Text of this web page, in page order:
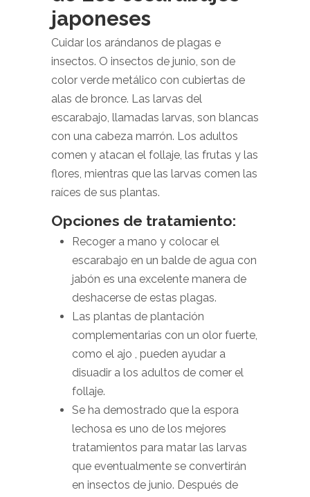
japoneses
Cuidar los arándanos de plagas e
insectos. O insectos de junio, son de
color verde metálico con cubiertas de
alas de bronce. Las larvas del
escarabajo, llamadas larvas, son blancas
con una cabeza marrón. Los adultos
comen y atacan el follaje, las frutas y las
flores, mientras que las larvas comen las
raíces de sus plantas.
Opciones de tratamiento:
Recoger a mano y colocar el
escarabajo en un balde de agua con
jabón es una excelente manera de
deshacerse de estas plagas.
Las plantas de plantación
complementarias con un olor fuerte,
como el ajo , pueden ayudar a
disuadir a los adultos de comer el
follaje.
Se ha demostrado que la espora
lechosa es uno de los mejores
tratamientos para matar las larvas
que eventualmente se convertirán
en insectos de junio. Después de